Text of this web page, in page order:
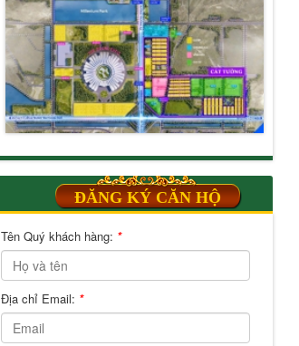
ĐĂNG KÝ CĂN HỘ
Tên Quý khách hàng: *
Địa chỉ Email: *